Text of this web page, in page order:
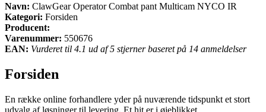
Navn: ClawGear Operator Combat pant Multicam NYCO IR
Kategori: Forsiden
Producent:
Varenummer: 550676
EAN: Vurderet til 4.1 ud af 5 stjerner baseret på 14 anmeldelser
Forsiden
En række online forhandlere yder på nuværende tidspunkt et stort
udvalg af løsninger til levering. Et hit er i øjeblikket